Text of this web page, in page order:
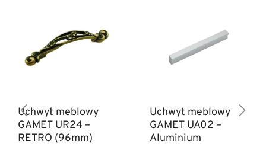
Uchwyt meblowy
GAMET UR24 –
RETRO (96mm)
Uchwyt meblowy
GAMET UA02 –
Aluminium